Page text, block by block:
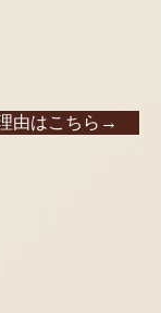
由はこちら→